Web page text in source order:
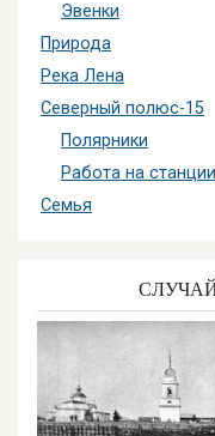
Эвенки
Природа
Река Лена
Северный полюс-15
Полярники
Работа на
Семья